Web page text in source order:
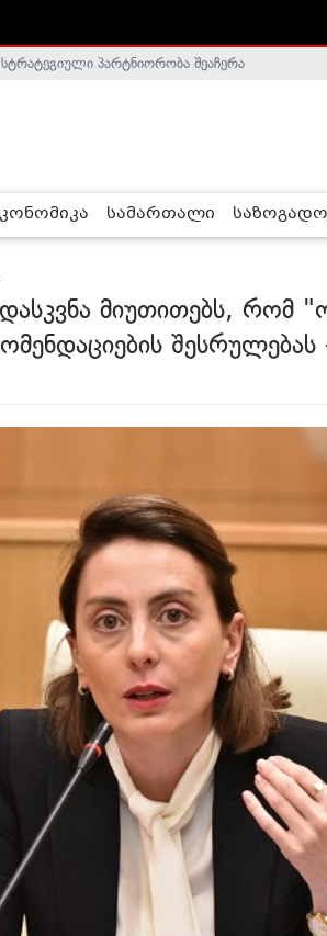
არალეგიტიმურია - ჰელსინკის კომისია
პარტნიორობა შეაჩერა
სამართალი
დასკვნა მიუთითებს, რომ
შესრულებას